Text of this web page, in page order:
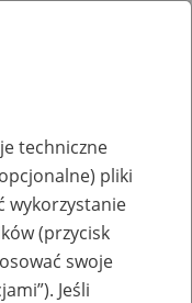
pracy
techniczne
pliki
wykorzystanie
(przycisk
swoje
Jeśli